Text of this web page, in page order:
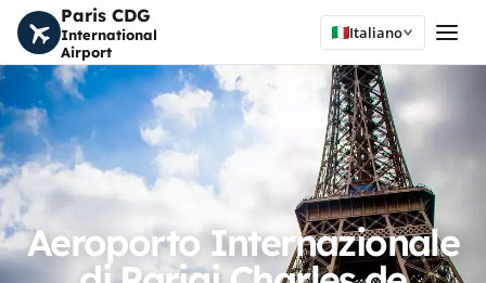
Paris CDG
International
Airport
Italiano
Aeroporto Internazionale